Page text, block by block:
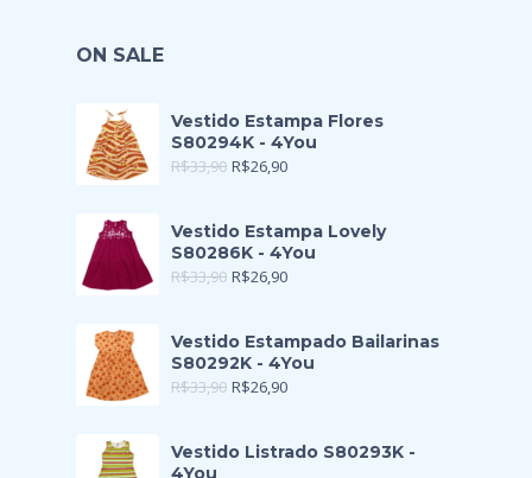
ON SALE
Vestido Estampa Flores
S80294K - 4You
R$33,90 R$26,90
Vestido Estampa Lovely
S80286K - 4You
R$33,90 R$26,90
Vestido Estampado Bailarinas
S80292K - 4You
R$33,90 R$26,90
Vestido Listrado S80293K -
4You